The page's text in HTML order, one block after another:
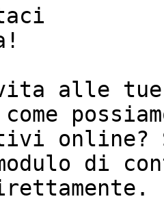
vita alle
come
online?
di